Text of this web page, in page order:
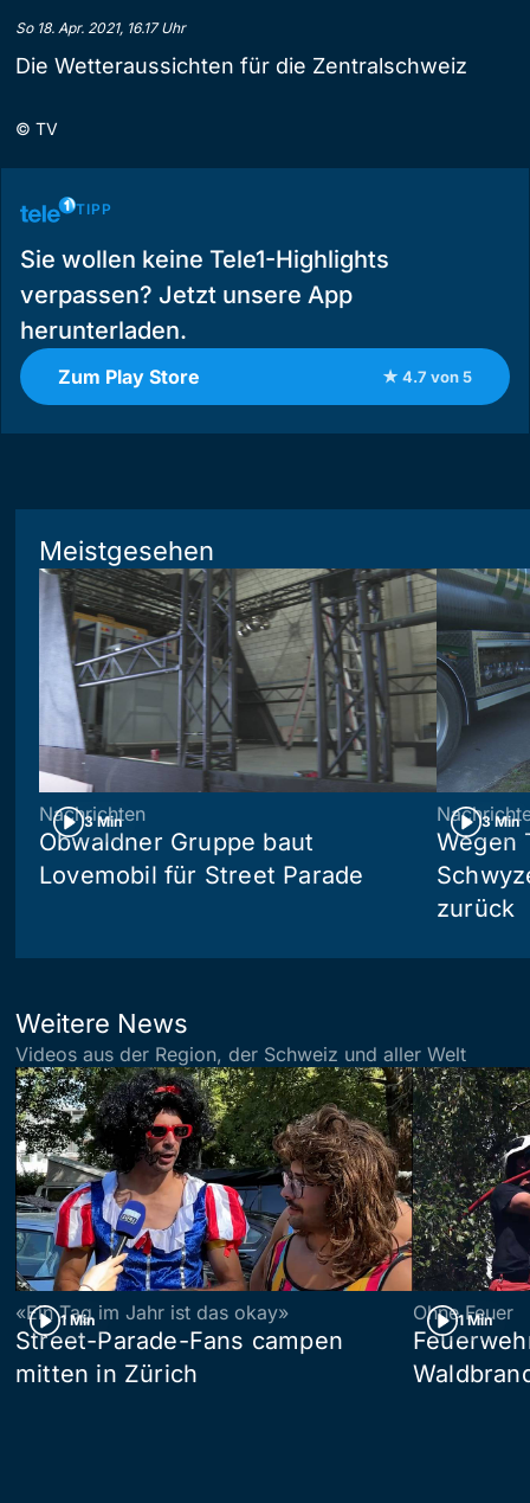
So 18. Apr. 2021, 16.17 Uhr
Die Wetteraussichten für die Zentralschweiz
© TV
TIPP
Sie wollen keine Tele1-Highlights
verpassen? Jetzt unsere App
herunterladen.
Zum Play Store ★ 4.7 von 5
Meistgesehen
3 Min
Nachrichten
Obwaldner Gruppe baut
Lovemobil für Street Parade
3 Min
Wegen
zurück
Weitere News
Videos aus der Region, der Schweiz und aller Welt
1 Min
«Ein Tag im Jahr ist das okay»
Street-Parade-Fans campen
mitten in Zürich
1 Min
Ohne Feuer